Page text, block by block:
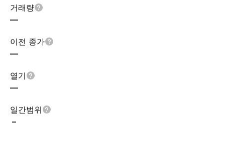
거래량
—
이전 종가
—
열기
—
일간범위
–